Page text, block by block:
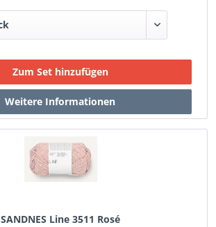
SANDNES Line 3511 Rosé